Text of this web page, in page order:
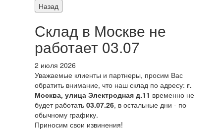
Назад
Склад в Москве не
работает 03.07
2 июля 2026
Уважаемые клиенты и партнеры, просим Вас
обратить внимание, что наш склад по адресу: г.
Москва, улица Электродная д.11 временно не
будет работать 03.07.26, в остальные дни - по
обычному графику.
Приносим свои извинения!